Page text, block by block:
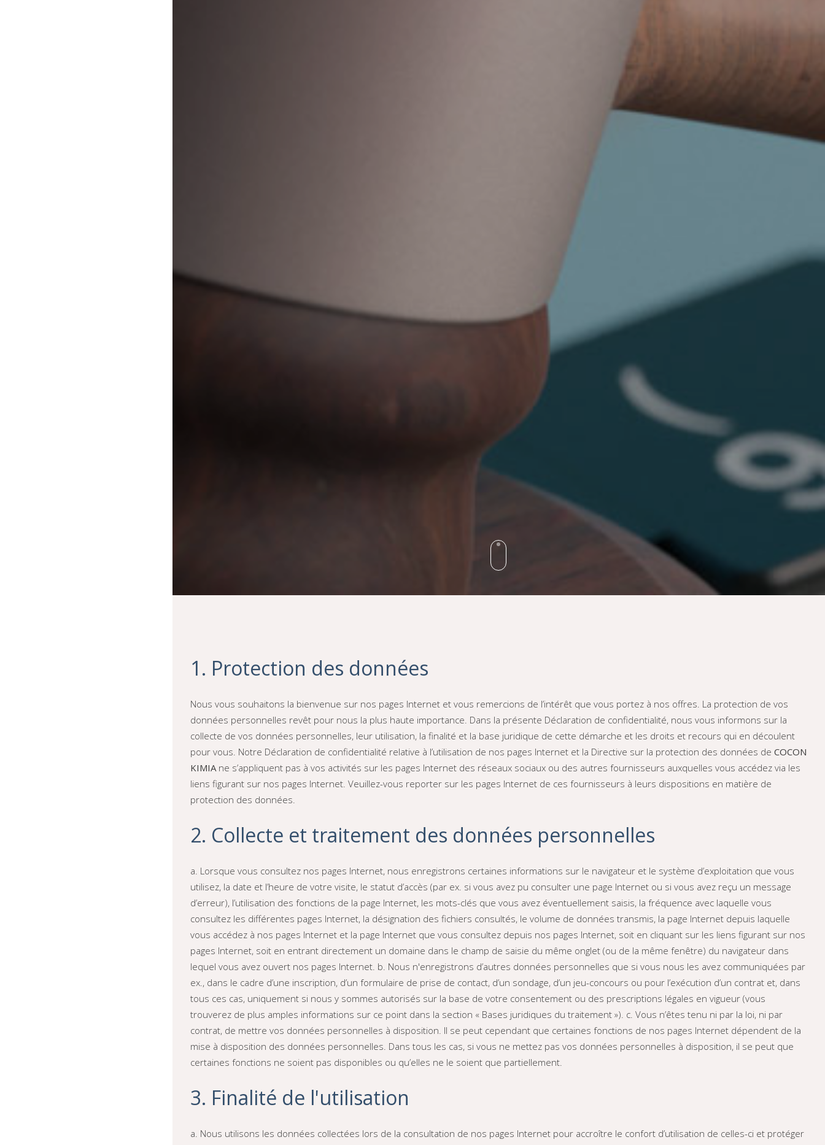
1. Protection des données
Nous vous souhaitons la bienvenue sur nos pages Internet et vous remercions de l’intérêt que vous portez à nos offres. La protection de vos
données personnelles revêt pour nous la plus haute importance. Dans la présente Déclaration de confidentialité, nous vous informons sur la
collecte de vos données personnelles, leur utilisation, la finalité et la base juridique de cette démarche et les droits et recours qui en découlent
pour vous. Notre Déclaration de confidentialité relative à l’utilisation de nos pages Internet et la Directive sur la protection des données de COCON
KIMIAne s’appliquent pas à vos activités sur les pages Internet des réseaux sociaux ou des autres fournisseurs auxquelles vous accédez via les
liens figurant sur nos pages Internet. Veuillez-vous reporter sur les pages Internet de ces fournisseurs à leurs dispositions en matière de
protection des données.
2. Collecte et traitement des données personnelles
a. Lorsque vous consultez nos pages Internet, nous enregistrons certaines informations sur le navigateur et le système d’exploitation que vous
utilisez, la date et l’heure de votre visite, le statut d’accès (par ex. si vous avez pu consulter une page Internet ou si vous avez reçu un message
d’erreur), l’utilisation des fonctions de la page Internet, les mots-clés que vous avez éventuellement saisis, la fréquence avec laquelle vous
consultez les différentes pages Internet, la désignation des fichiers consultés, le volume de données transmis, la page Internet depuis laquelle
vous accédez à nos pages Internet et la page Internet que vous consultez depuis nos pages Internet, soit en cliquant sur les liens figurant sur nos
pages Internet, soit en entrant directement un domaine dans le champ de saisie du même onglet (ou de la même fenêtre) du navigateur dans
lequel vous avez ouvert nos pages Internet. b. Nous n'enregistrons d’autres données personnelles que si vous nous les avez communiquées par
ex., dans le cadre d’une inscription, d’un formulaire de prise de contact, d’un sondage, d’un jeu-concours ou pour l’exécution d’un contrat et, dans
tous ces cas, uniquement si nous y sommes autorisés sur la base de votre consentement ou des prescriptions légales en vigueur (vous
trouverez de plus amples informations sur ce point dans la section « Bases juridiques du traitement »). c. Vous n’êtes tenu ni par la loi, ni par
contrat, de mettre vos données personnelles à disposition. Il se peut cependant que certaines fonctions de nos pages Internet dépendent de la
mise à disposition des données personnelles. Dans tous les cas, si vous ne mettez pas vos données personnelles à disposition, il se peut que
certaines fonctions ne soient pas disponibles ou qu’elles ne le soient que partiellement.
3. Finalité de l'utilisation
a. Nous utilisons les données collectées lors de la consultation de nos pages Internet pour accroître le confort d’utilisation de celles-ci et protéger